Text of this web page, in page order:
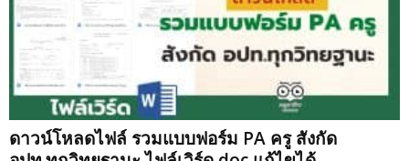
ดาวน์โหลดไฟล์ รวมแบบฟอร์ม PA ครู สังกัด